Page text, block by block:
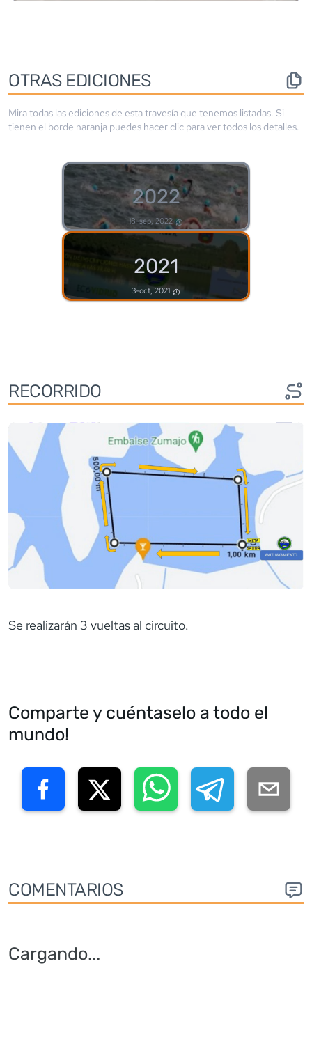
OTRAS EDICIONES
Mira todas las ediciones de esta travesía que tenemos listadas. Si
tienen el borde naranja puedes hacer clic para ver todos los detalles.
2022
18-sep, 2022
2021
3-oct, 2021
RECORRIDO
Se realizarán 3 vueltas al circuito.
Comparte y cuéntaselo a todo el
mundo!
COMENTARIOS
Cargando...